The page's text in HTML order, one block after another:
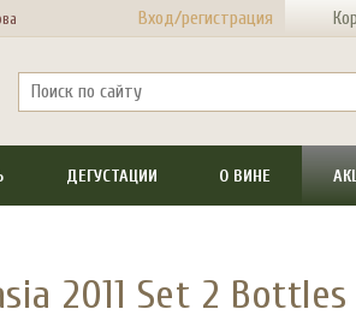
Вход/регистрация
ДЕГУСТАЦИИ О ВИНЕ
2011 Set 2 Bottles